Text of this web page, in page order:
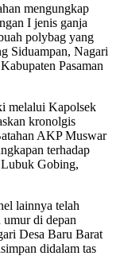
mengungkap
I jenis ganja
polybag yang
Siduampan, Nagari
Pasaman
melalui Kapolsek
kronolgis
AKP Muswar
terhadap
Gobing,
lainnya telah
umur di depan
Desa Baru Barat
didalam tas